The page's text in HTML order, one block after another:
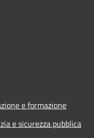
e formazione
e sicurezza pubblica